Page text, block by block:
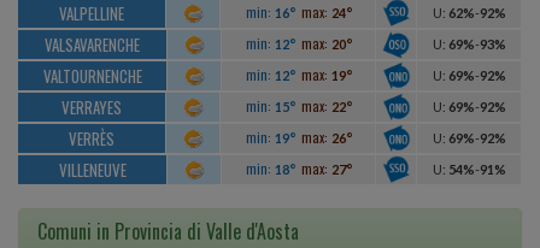
VALPELLINE min: 16° max: 24° U: 62%-92%
VALSAVARENCHE min: 12° max: 20° U: 69%-93%
VALTOURNENCHE min: 12° max: 19° U: 69%-92%
VERRAYES min: 15° max: 22° U: 69%-92%
VERRÈS min: 19° max: 26° U: 69%-92%
VILLENEUVE min: 18° max: 27° U: 54%-91%
Comuni in Provincia di Valle d'Aosta